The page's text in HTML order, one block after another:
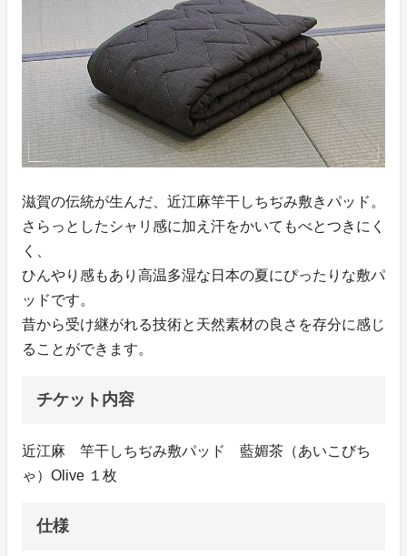
滋賀の伝統が生んだ、近江麻竿干しちぢみ敷きパッド。
さらっとしたシャリ感に加え汗をかいてもべとつきにく
く、
ひんやり感もあり高温多湿な日本の夏にぴったりな敷パ
ッドです。
昔から受け継がれる技術と天然素材の良さを存分に感じ
ることができます。
チケット内容
近江麻 竿干しちぢみ敷パッド 藍媚茶（あいこびち
ゃ）Olive １枚
仕様